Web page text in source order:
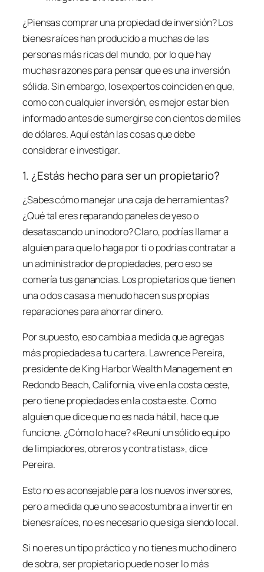
¿Piensas comprar una propiedad de inversión? Los
bienes raíces han producido a muchas de las
personas más ricas del mundo, por lo que hay
muchas razones para pensar que es una inversión
sólida. Sin embargo, los expertos coinciden en que,
como con cualquier inversión, es mejor estar bien
informado antes de sumergirse con cientos de miles
de dólares. Aquí están las cosas que debe
considerar e investigar.
1. ¿Estás hecho para ser un propietario?
¿Sabes cómo manejar una caja de herramientas?
¿Qué tal eres reparando paneles de yeso o
desatascando un inodoro? Claro, podrías llamar a
alguien para que lo haga por ti o podrías contratar a
un administrador de propiedades, pero eso se
comería tus ganancias. Los propietarios que tienen
una o dos casas a menudo hacen sus propias
reparaciones para ahorrar dinero.
Por supuesto, eso cambia a medida que agregas
más propiedades a tu cartera. Lawrence Pereira,
presidente de King Harbor Wealth Management en
Redondo Beach, California, vive en la costa oeste,
pero tiene propiedades en la costa este. Como
alguien que dice que no es nada hábil, hace que
funcione. ¿Cómo lo hace? «Reuní un sólido equipo
de limpiadores, obreros y contratistas», dice
Pereira.
Esto no es aconsejable para los nuevos inversores,
pero a medida que uno se acostumbra a invertir en
bienes raíces, no es necesario que siga siendo local.
Si no eres un tipo práctico y no tienes mucho dinero
de sobra, ser propietario puede no ser lo más